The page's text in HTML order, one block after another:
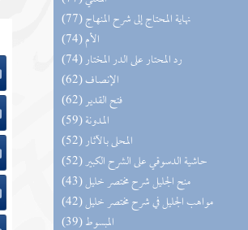
(77) نهاية المحتاج إلى شرح المنهاج
(74) الأم
(74) رد المحتار على الدر المختار
(62) الإنصاف
(62) فتح القدير
(59) المدونة
(52) المحلى بالآثار
(52) حاشية الدسوقي على الشرح الكبير
(43) منح الجليل شرح مختصر خليل
(42) مواهب الجليل في شرح مختصر خليل
(39) المبسوط